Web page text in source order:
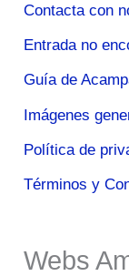
Contacta con
Entrada no
Guía de
Imágenes
Política de
Términos y
Webs